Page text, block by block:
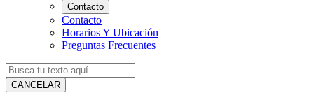
Contacto
Contacto
Horarios Y Ubicación
Preguntas Frecuentes
CANCELAR